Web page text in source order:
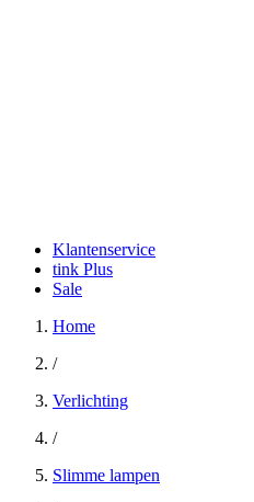
Klantenservice
tink Plus
Sale
Home
/
Verlichting
/
Slimme lampen